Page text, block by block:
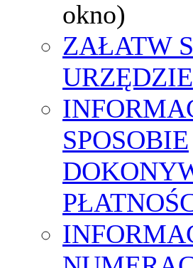
okno)
ZAŁATW
URZĘDZIE
SPOSOBIE